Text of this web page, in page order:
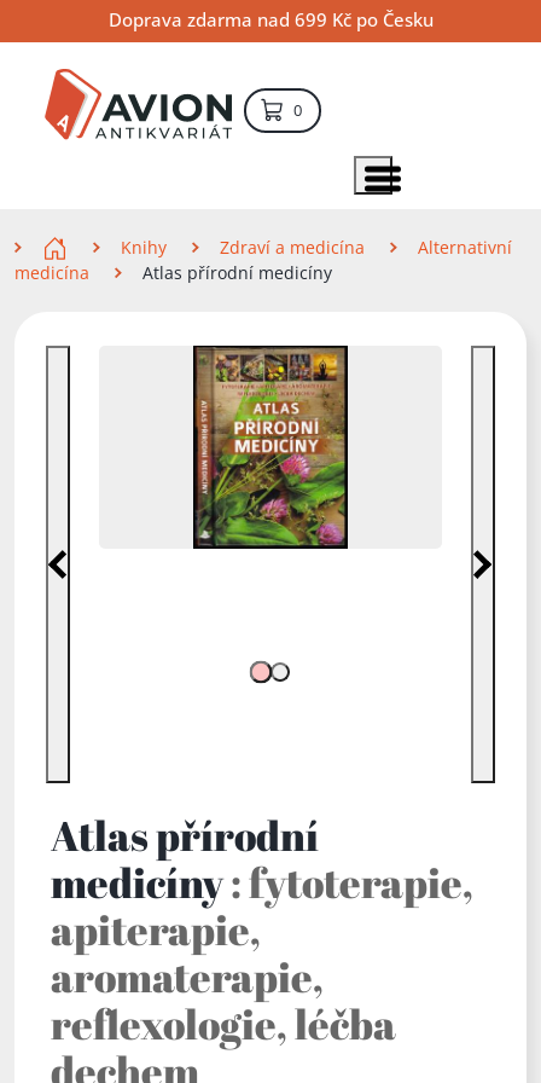
na
obsah
na
navigaci
na
vyhledávání
Doprava zdarma nad 699 Kč po Česku
0položek – košík
Zobrazit položky menu
Knihy Zdraví a medicína
Alternativní
medicína
Atlas přírodní medicíny
Předchozí Další
Atlas přírodní
medicíny: fytoterapie,
apiterapie,
aromaterapie,
reflexologie, léčba
dechem